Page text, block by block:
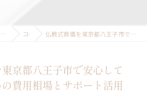
葬儀・家族葬は八王子のセレモニープランニング東花堂 コラム 仏教式葬儀を東京都八王子市で安心して執り行うための費用相場とサポート活用術
京都八王子市で安心して
費用相場とサポート活用